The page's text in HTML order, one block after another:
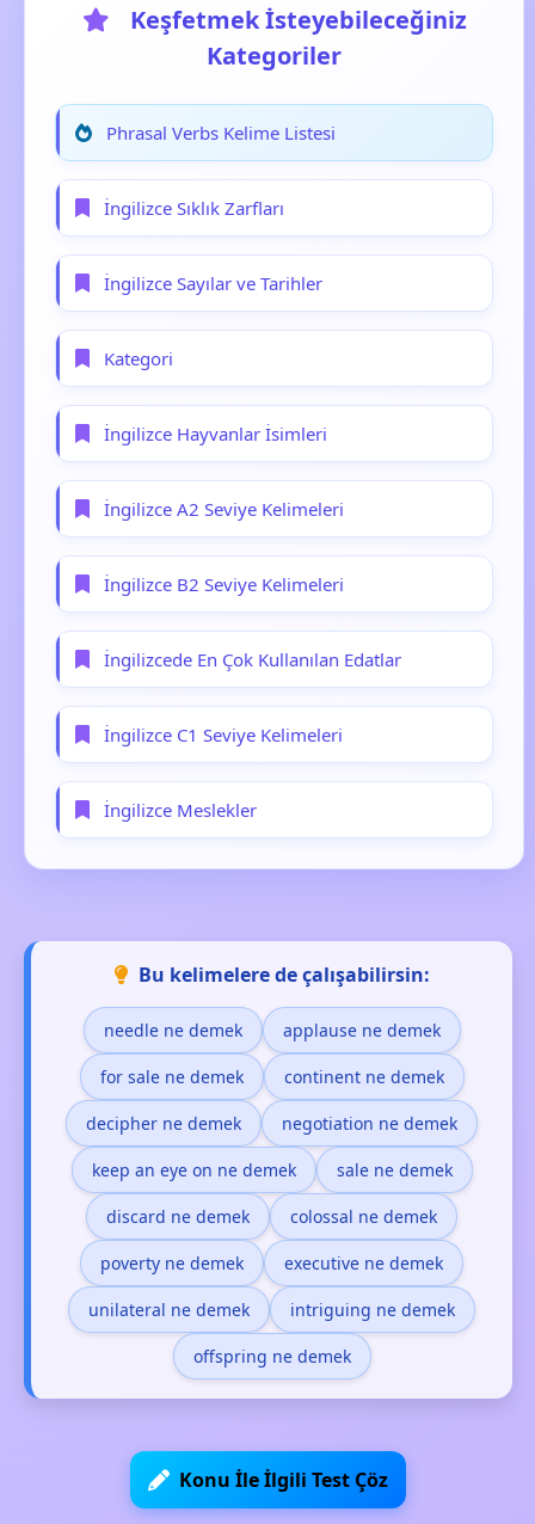
Keşfetmek İsteyebileceğiniz
Kategoriler
Phrasal Verbs Kelime Listesi
İngilizce Sıklık Zarfları
İngilizce Sayılar ve Tarihler
Kategori
İngilizce Hayvanlar İsimleri
İngilizce A2 Seviye Kelimeleri
İngilizce B2 Seviye Kelimeleri
İngilizcede En Çok Kullanılan Edatlar
İngilizce C1 Seviye Kelimeleri
İngilizce Meslekler
Bu kelimelere de çalışabilirsin:
needle ne demek applause ne demek
for sale ne demek continent ne demek
decipher ne demek negotiation ne demek
keep an eye on ne demek sale ne demek
discard ne demek colossal ne demek
poverty ne demek executive ne demek
unilateral ne demek intriguing ne demek
offspring ne demek
Konu İle İlgili Test Çöz